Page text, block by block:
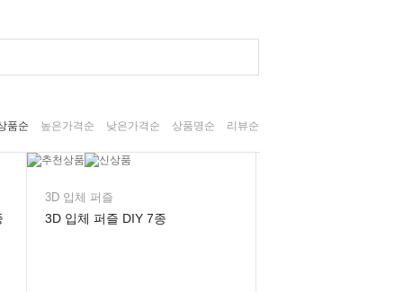
품순 높은가격순 낮은가격순 상품명순 리뷰순
3D 입체 퍼즐
3D 입체 퍼즐 DIY 7종